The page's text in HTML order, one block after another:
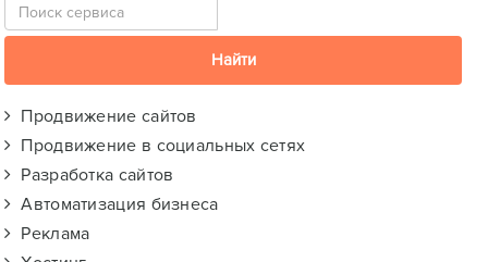
Продвижение сайтов
Продвижение в социальных сетях
Разработка сайтов
Автоматизация бизнеса
Реклама